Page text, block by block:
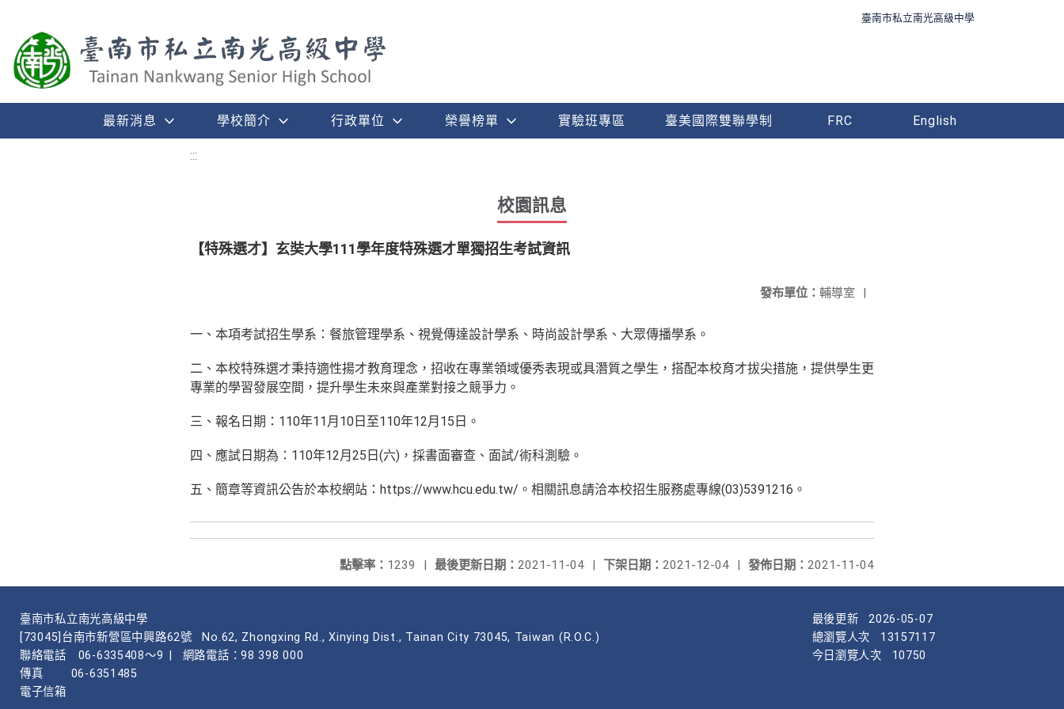
臺南市私立南光高級中學
最新消息 學校簡介 行政單位 榮譽榜單 實驗班專區 臺美國際雙聯學制 FRC English
:::
校園訊息
【特殊選才】玄奘大學111學年度特殊選才單獨招生考試資訊
發布單位： 輔導室 |
一、本項考試招生學系：餐旅管理學系、視覺傳達設計學系、時尚設計學系、大眾傳播學系。
二、本校特殊選才秉持適性揚才教育理念，招收在專業領域優秀表現或具潛質之學生，搭配本校育才拔尖措施，提供學生更
專業的學習發展空間，提升學生未來與產業對接之競爭力。
三、報名日期：110年11月10日至110年12月15日。
四、應試日期為：110年12月25日(六)，採書面審查、面試/術科測驗。
五、簡章等資訊公告於本校網站：https://www.hcu.edu.tw/。相關訊息請洽本校招生服務處專線(03)5391216。
發佈日期： 2021-11-04
下架日期： 2021-12-04 |
最後更新日期： 2021-11-04 |
點擊率： 1239 |
臺南市私立南光高級中學
[73045]台南市新營區中興路62號
No.62, Zhongxing Rd., Xinying Dist., Tainan City 73045, Taiwan (R.O.C.)
聯絡電話
06-6335408～9
網路電話：98 398 000
傳真
06-6351485
電子信箱
最後更新
2026-05-07
總瀏覽人次
13157117
今日瀏覽人次
10750